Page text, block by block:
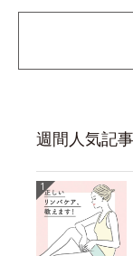
週間人気記